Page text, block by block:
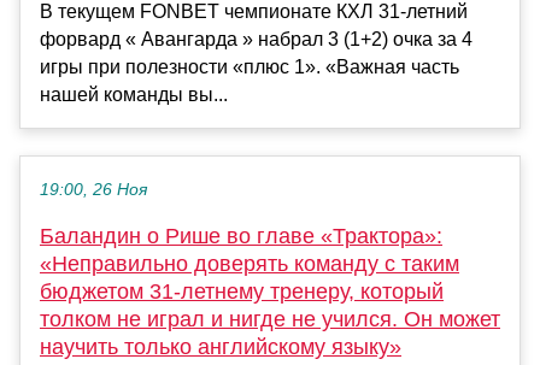
В текущем FONBET чемпионате КХЛ 31-летний
форвард « Авангарда » набрал 3 (1+2) очка за 4
игры при полезности «плюс 1». «Важная часть
нашей команды вы...
19:00, 26 Ноя
Баландин о Рише во главе «Трактора»:
«Неправильно доверять команду с таким
бюджетом 31-летнему тренеру, который
толком не играл и нигде не учился. Он может
научить только английскому языку»